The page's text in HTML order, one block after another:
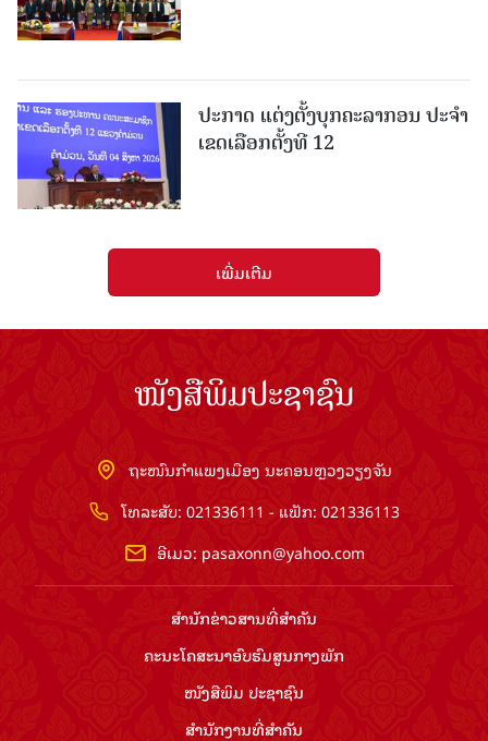
ປະກາດ ແຕ່ງຕັ້ງບຸກຄະລາກອນ ປະຈໍາ
ເຂດເລືອກຕັ້ງທີ 12
ເພີ່ມເຕີມ
ໜັງສືພິມປະຊາຊົນ
ຖະໜົນກຳແພງເມືອງ ນະຄອນຫຼວງວຽງຈັນ
ໂທລະສັບ: 021336111 - ແຟັກ: 021336113
ອີເມວ: pasaxonn@yahoo.com
ສຳ​ນັກ​ຂ່າວ​ສານ​ທີ່​ສຳ​ຄັນ​
ຄະນະໂຄສະນາອົບຮົມ​ສູນ​ກາງ​ພັກ
ໜັງສືພິມ ປະ​ຊາ​ຊົນ
ສຳ​ນັກ​ງານ​ທີ່​ສຳ​ຄັນ